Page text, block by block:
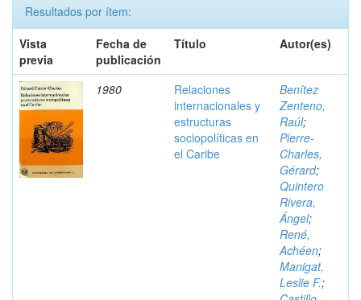
Resultados por ítem:
Vista
previa
Fecha de
publicación
Título Autor(es)
1980
Relaciones
internacionales y
estructuras
sociopolíticas en
el Caribe
Benítez
Zenteno,
Raúl;
Pierre-
Charles,
Gérard;
Quintero
Rivera,
Ángel;
René,
Achéen;
Manigat,
Leslie F.;